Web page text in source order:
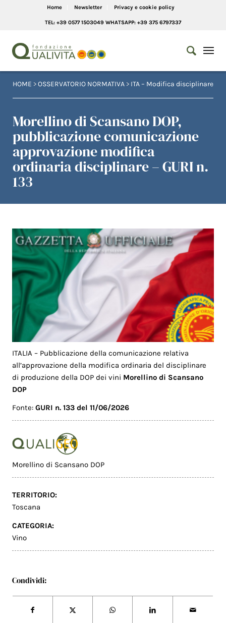
Home Newsletter Privacy e cookie policy
TEL: +39 0577 1503049 WHATSAPP: +39 375 6797337
HOME >OSSERVATORIO NORMATIVA > ITA – Modifica disciplinare
Morellino di Scansano DOP,
pubblicazione comunicazione
approvazione modifica
ordinaria disciplinare – GURI n.
133
ITALIA – Pubblicazione della comunicazione relativa
all’approvazione della modifica ordinaria del disciplinare
di produzione della DOP dei vini Morellino di Scansano
DOP
Fonte:GURI n. 133 del 11/06/2026
Morellino di Scansano DOP
TERRITORIO:
Toscana
CATEGORIA:
Vino
Condividi: